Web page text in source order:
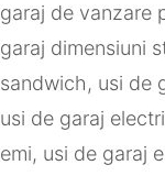
garaj de vanzare
garaj dimensiuni
sandwich, usi de
usi de garaj
emi, usi de garaj